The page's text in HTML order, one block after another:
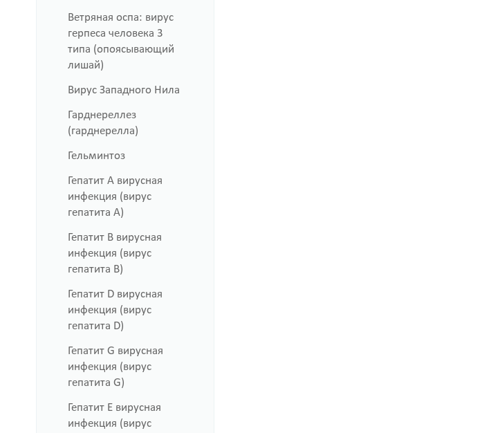
Ветряная оспа: вирус
герпеса человека 3
типа (опоясывающий
лишай)
Вирус Западного Нила
Гарднереллез
(гарднерелла)
Гельминтоз
Гепатит A вирусная
инфекция (вирус
гепатита А)
Гепатит B вирусная
инфекция (вирус
гепатита B)
Гепатит D вирусная
инфекция (вирус
гепатита D)
Гепатит G вирусная
инфекция (вирус
гепатита G)
Гепатит Е вирусная
инфекция (вирус